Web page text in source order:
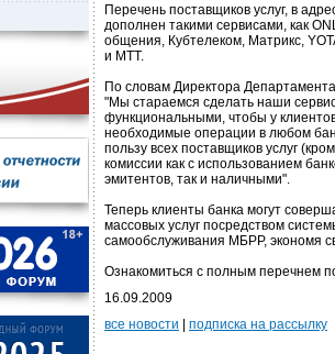
Перечень поставщиков услуг, в
дополнен такими сервисами, как
общения, Кубтелеком, Матрикс,
и МТТ.
По словам Директора
"Мы стараемся сделать наши
функциональными, чтобы у
необходимые операции в любом
пользу всех поставщиков услуг
комиссии как с использованием
эмитентов, так и наличными".
Теперь клиенты банка могут
массовых услуг посредством
самообслуживания МБРР, экономя
Ознакомиться с полным перечнем
16.09.2009
все новости
подписка на рассылку